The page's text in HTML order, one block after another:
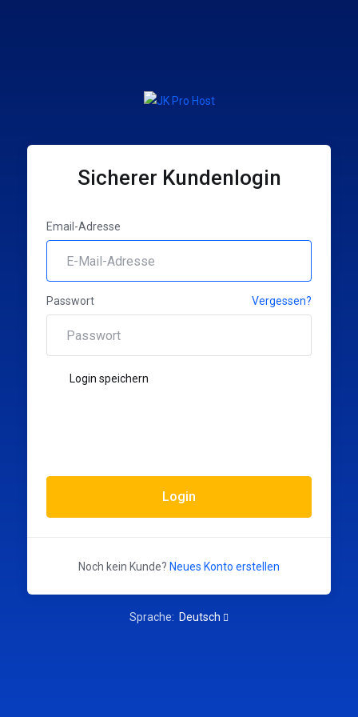
Sicherer Kundenlogin
Email-Adresse
Passwort Vergessen?
Login speichern
Login
Noch kein Kunde? Neues Konto erstellen
Sprache: Deutsch